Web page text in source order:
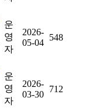
운
영
자
2026-
05-04
548
운
영
자
2026-
03-30
712